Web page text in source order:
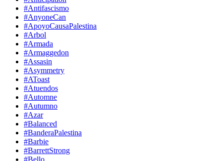
#Antifascismo
#AnyoneCan
#ApoyoCausaPalestina
#Arbol
#Armada
#Armaggedon
#Assasin
#Asymmetry
#AToast
#Atuendos
#Automne
#Autumno
#Azar
#Balanced
#BanderaPalestina
#Barbie
#BarrettStrong